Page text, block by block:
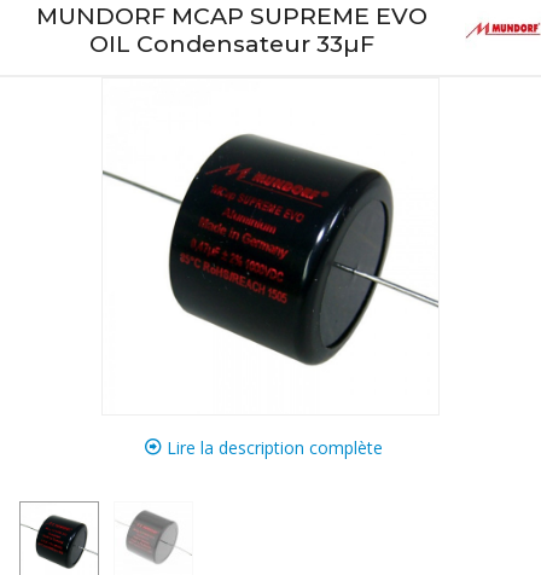
MUNDORF MCAP SUPREME EVO
OIL Condensateur 33µF
Lire la description complète